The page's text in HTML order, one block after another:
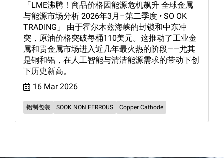
「LME沸腾！商品价格因能源危机飙升 全球金属
与能源市场分析 2026年3月–第二季度 • SO OK
TRADING」 由于霍尔木兹海峡的封锁和中东冲
突，原油价格突破每桶110美元。这推动了工业金
属和贵金属市场进入近几年最火热的阶段——尤其
是铜和铝，在人工智能与清洁能源需求的带动下创
下历史新高。
16 Mar 2026
铝制包装 SOOK NON FERROUS Copper Cathode